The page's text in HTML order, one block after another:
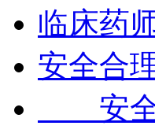
临床药
安全合
安全